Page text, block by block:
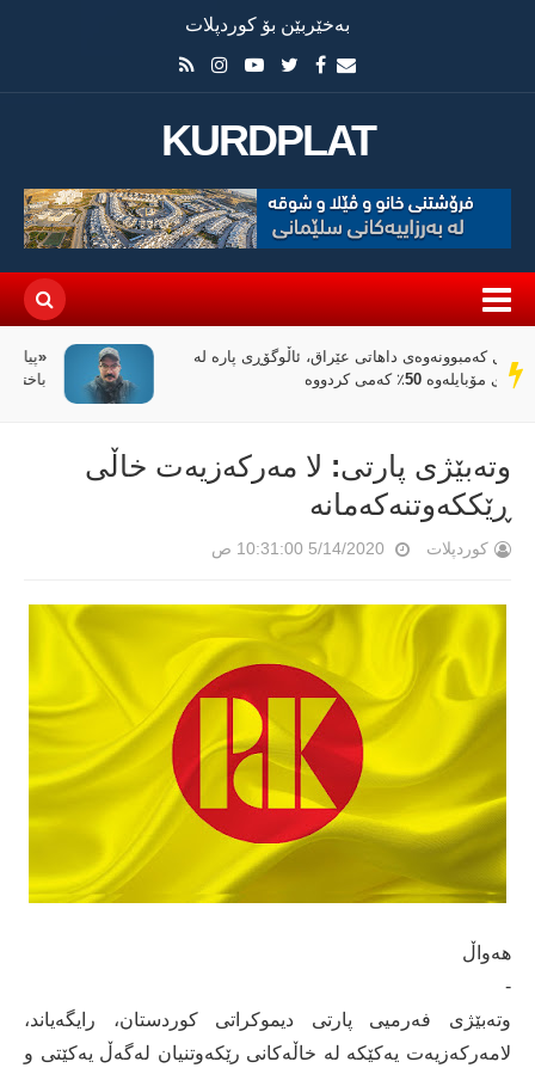
بەخێربێن بۆ کوردپلات
KURDPLAT
سەر
دێڕ
«پیانۆ» و فەلسەفەی ناتەواوبوون خوێندنەوەیەکی
باختینی
وتەبێژی پارتی: لا مەركەزیەت خاڵی
ڕێككەوتنەكەمانە
کوردپلات 5/14/2020 10:31:00 ص
هەواڵ
-
وتەبێژی فەرمیی پارتی دیموکراتی کوردستان، رایگەیاند،
لامەرکەزیەت یەکێکە لە خاڵەکانی رێکەوتنیان لەگەڵ یەکێتی و